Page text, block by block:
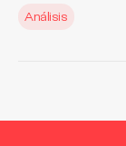
Análisis